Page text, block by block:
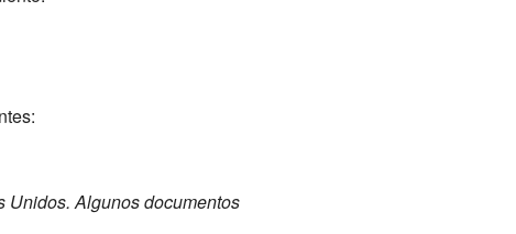
Unidos. Algunos documentos